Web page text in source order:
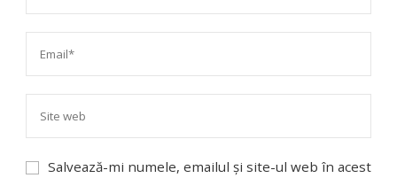
Salvează-mi numele, emailul și site-ul web în acest